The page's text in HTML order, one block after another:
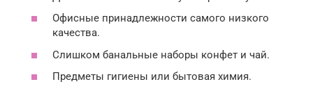
Офисные принадлежности самого низкого
качества.
Слишком банальные наборы конфет и чай.
Предметы гигиены или бытовая химия.